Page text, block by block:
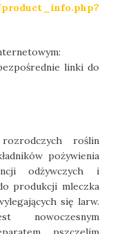
linki do
roślin
pożywienia
odżywczych i
produkcji mleczka
się larw.
nowoczesnym